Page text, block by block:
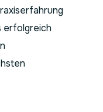
erfolgreich